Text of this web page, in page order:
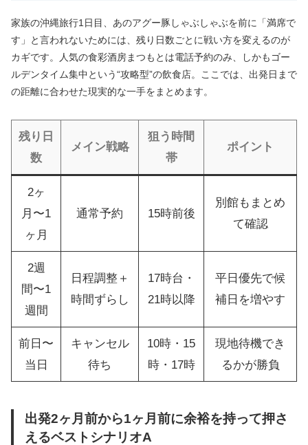
家族の沖縄旅行1日目、あのアグー豚しゃぶしゃぶを前に「満席で
す」と言われないためには、残り日数ごとに戦い方を変えるのが
カギです。人気の食彩酒房まつもとは電話予約のみ、しかもゴー
ルデンタイム集中という“攻略型”の飲食店。ここでは、出発日まで
の距離に合わせた現実的な一手をまとめます。
残り日
数
メイン戦略
狙う時間
帯
ポイント
2ヶ
月〜1
ヶ月
通常予約 15時前後
別館もまとめ
て確認
2週
間〜1
週間
日程調整＋
時間ずらし
17時台・
21時以降
平日優先で候
補日を増やす
前日〜
当日
キャンセル
待ち
10時・15
時・17時
現地待機でき
るかが勝負
出発2ヶ月前から1ヶ月前に余裕を持って押さ
えるベストシナリオA